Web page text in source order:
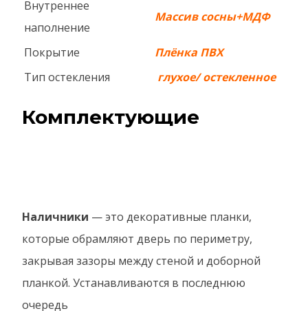
Внутреннее
наполнение
Массив сосны+МДФ
Покрытие
Плёнка ПВХ
Тип остекления
глухое/ остекленное
Комплектующие
Наличники — это декоративные планки,
которые обрамляют дверь по периметру,
закрывая зазоры между стеной и доборной
планкой. Устанавливаются в последнюю
очередь